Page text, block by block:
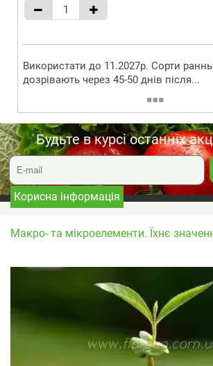
Використати до 11.2027р. Сорти
дозрівають через 45-50 днів після...
Будьте в курсі останніх
Корисна інформація
Макро- та мікроелементи. Їхнє